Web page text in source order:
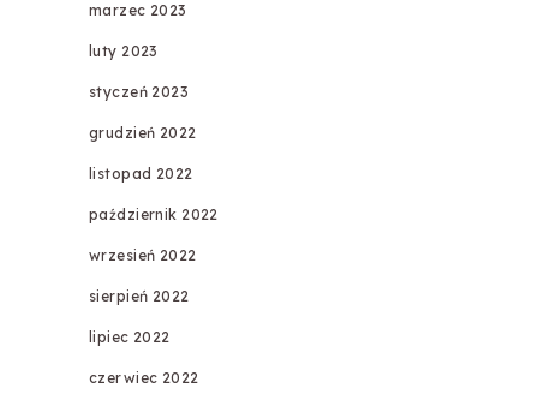
marzec 2023
luty 2023
styczeń 2023
grudzień 2022
listopad 2022
październik 2022
wrzesień 2022
sierpień 2022
lipiec 2022
czerwiec 2022